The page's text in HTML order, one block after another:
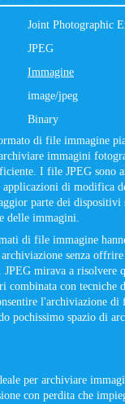
Joint Photographic
JPEG
Immagine
image/jpeg
Binary
di file immagine
immagini
I file JPEG sono
applicazioni di modifica
parte dei
delle immagini.
di file immagine
senza
mirava a risolvere
combinata con tecniche
l'archiviazione di
pochissimo spazio di
per archiviare
con perdita che